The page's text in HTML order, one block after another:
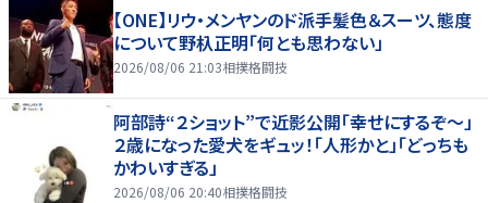
【ONE】リウ・メンヤンのド派手髪色＆スーツ、態度
について野杁正明「何とも思わない」
2026/08/06 21:03相撲格闘技
阿部詩“２ショット”で近影公開「幸せにするぞ〜」
２歳になった愛犬をギュッ！「人形かと」「どっちも
かわいすぎる」
2026/08/06 20:40相撲格闘技